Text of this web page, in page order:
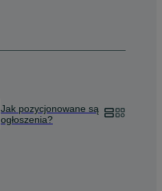
Jak pozycjonowane są
ogłoszenia?